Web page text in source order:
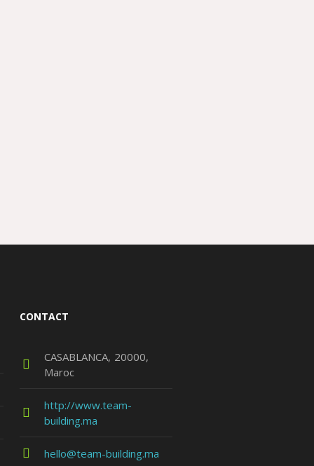
CONTACT
CASABLANCA 20000
Maroc
http://www.team-
building.ma
hello@team-building.ma